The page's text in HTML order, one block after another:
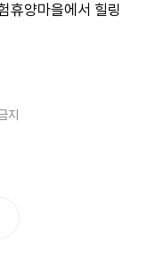
휴양마을에서 힐링
지